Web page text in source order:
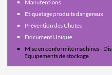
Manutentions
Etiquetage produits dangereux
Prévention des Chutes
Document Unique
Mise en conformité machines -
Equipements de stockage